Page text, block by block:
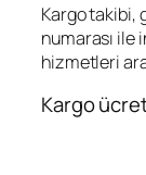
Kargo takibi,
numarası ile
hizmetleri
Kargo